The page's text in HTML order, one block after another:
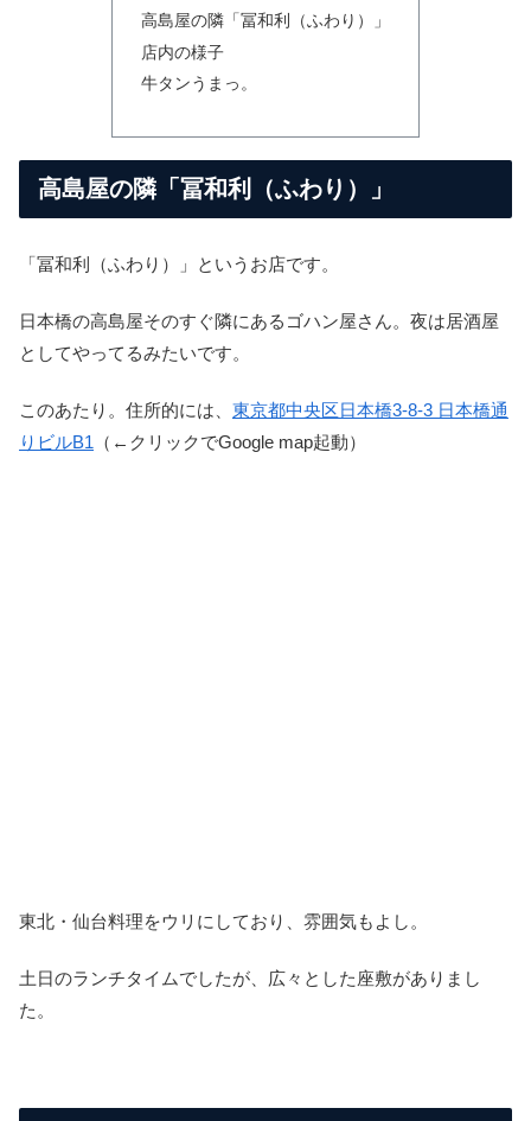
高島屋の隣「冨和利（ふわり）」
店内の様子
牛タンうまっ。
高島屋の隣「冨和利（ふわり）」
「冨和利（ふわり）」というお店です。
日本橋の高島屋そのすぐ隣にあるゴハン屋さん。夜は居酒屋
としてやってるみたいです。
このあたり。住所的には、 東京都中央区日本橋3-8-3 日本橋通
りビルB1 （←クリックでGoogle map起動）
東北・仙台料理をウリにしており、雰囲気もよし。
土日のランチタイムでしたが、広々とした座敷がありまし
た。